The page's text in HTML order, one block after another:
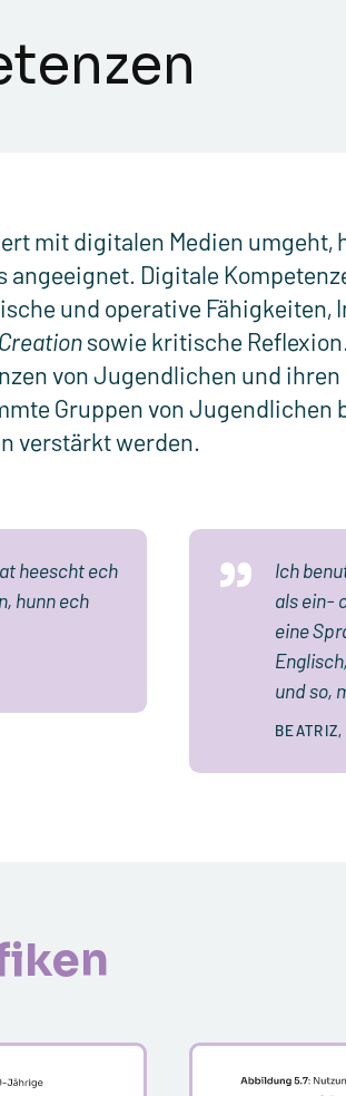
mit digitalen Medien umgeht,
Digitale
und operative Fähigkeiten,
sowie kritische Reflexion.
von Jugendlichen und ihren
Gruppen von Jugendlichen
verstärkt werden.
heescht ech
hunn ech
Ich
als ein-
eine
und so,